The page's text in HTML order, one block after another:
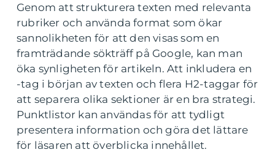
Genom att strukturera texten med relevanta
rubriker och använda format som ökar
sannolikheten för att den visas som en
framträdande sökträff på Google, kan man
öka synligheten för artikeln. Att inkludera en
-tag i början av texten och flera H2-taggar för
att separera olika sektioner är en bra strategi.
Punktlistor kan användas för att tydligt
presentera information och göra det lättare
för läsaren att överblicka innehållet.